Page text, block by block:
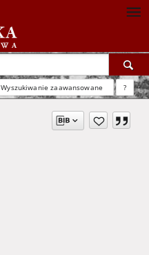
Wyszukiwanie zaawansowane ?